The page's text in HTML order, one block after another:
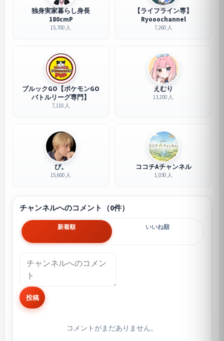
独身実家暮らし身長
180cmP
15,700 人
【ライフライン専】
Ryooochannel
7,260 人
ブルックGO【ポケモンGO
バトルリーグ専門】
7,110 人
えむり
13,200 人
ぴ。
15,600 人
ココチAチャンネル
1,030 人
チャンネルへのコメント（0件）
新着順 いいね順
投稿
コメントがまだありません。